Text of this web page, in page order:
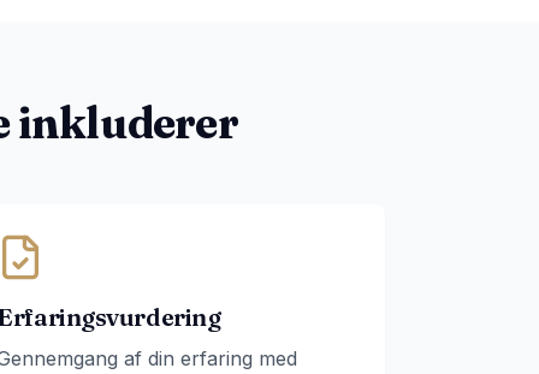
inkluderer
af din erfaring med